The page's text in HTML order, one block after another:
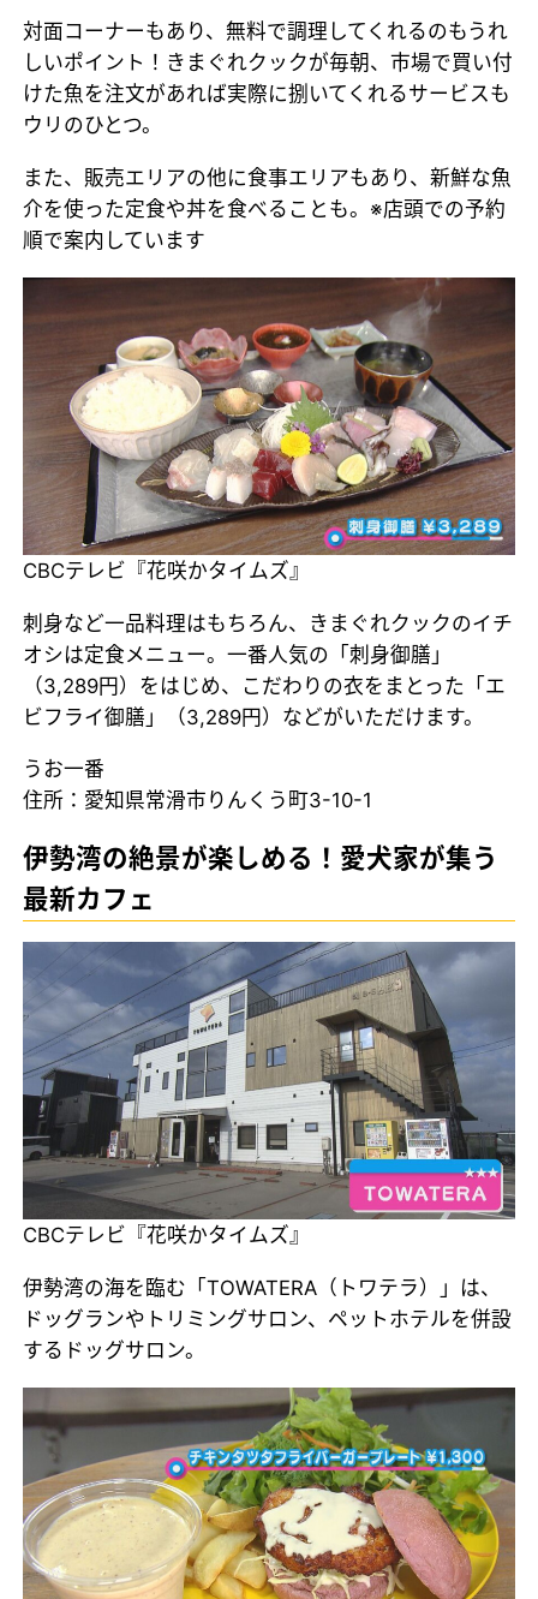
対面コーナーもあり、無料で調理してくれるのもうれ
しいポイント！きまぐれクックが毎朝、市場で買い付
けた魚を注文があれば実際に捌いてくれるサービスも
ウリのひとつ。
また、販売エリアの他に食事エリアもあり、新鮮な魚
介を使った定食や丼を食べることも。※店頭での予約
順で案内しています
CBCテレビ『花咲かタイムズ』
刺身など一品料理はもちろん、きまぐれクックのイチ
オシは定食メニュー。一番人気の「刺身御膳」
（3,289円）をはじめ、こだわりの衣をまとった「エ
ビフライ御膳」（3,289円）などがいただけます。
うお一番
住所：愛知県常滑市りんくう町3-10-1
伊勢湾の絶景が楽しめる！愛犬家が集う
最新カフェ
CBCテレビ『花咲かタイムズ』
伊勢湾の海を臨む「TOWATERA（トワテラ）」は、
ドッグランやトリミングサロン、ペットホテルを併設
するドッグサロン。